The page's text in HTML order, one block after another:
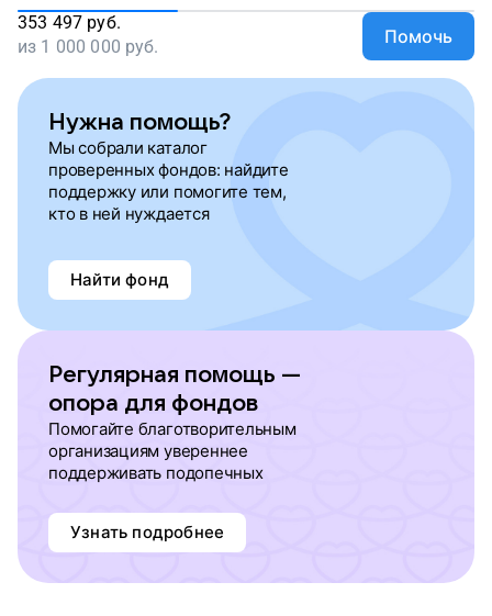
353 497 руб.
из 1 000 000 руб. Помочь
Нужна помощь?
Мы собрали каталог
проверенных фондов: найдите
поддержку или помогите тем,
кто в ней нуждается
Найти фонд
Регулярная помощь —
опора для фондов
Помогайте благотворительным
организациям увереннее
поддерживать подопечных
Узнать подробнее